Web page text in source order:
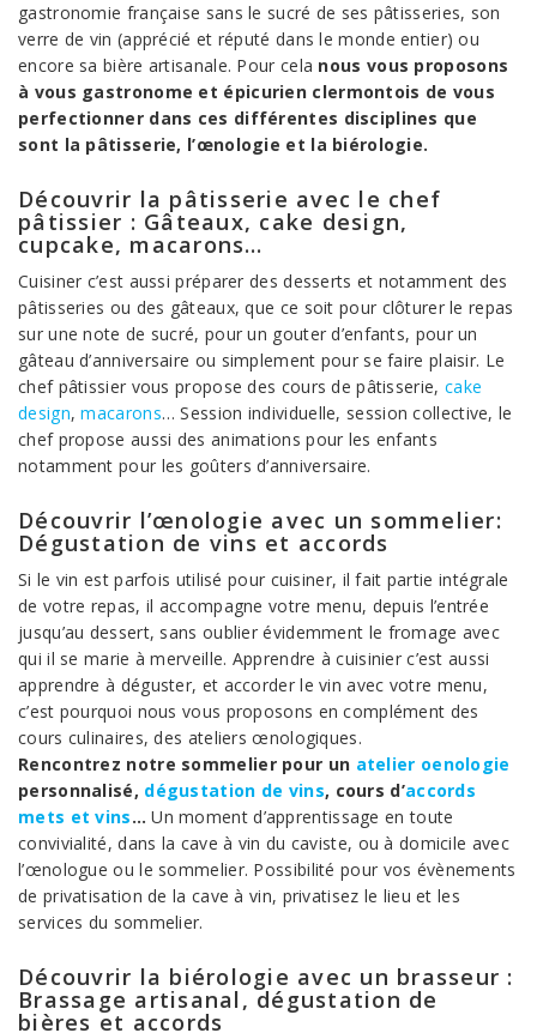
gastronomie française sans le sucré de ses pâtisseries, son
verre de vin (apprécié et réputé dans le monde entier) ou
encore sa bière artisanale. Pour cela nous vous proposons
à vous gastronome et épicurien clermontois de vous
perfectionner dans ces différentes disciplines que
sont la pâtisserie, l’œnologie et la biérologie.
Découvrir la pâtisserie avec le chef
pâtissier : Gâteaux, cake design,
cupcake, macarons…
Cuisiner c’est aussi préparer des desserts et notamment des
pâtisseries ou des gâteaux, que ce soit pour clôturer le repas
sur une note de sucré, pour un gouter d’enfants, pour un
gâteau d’anniversaire ou simplement pour se faire plaisir. Le
chef pâtissier vous propose des cours de pâtisserie, cake
design,macarons… Session individuelle, session collective, le
chef propose aussi des animations pour les enfants
notamment pour les goûters d’anniversaire.
Découvrir l’œnologie avec un sommelier:
Dégustation de vins et accords
Si le vin est parfois utilisé pour cuisiner, il fait partie intégrale
de votre repas, il accompagne votre menu, depuis l’entrée
jusqu’au dessert, sans oublier évidemment le fromage avec
qui il se marie à merveille. Apprendre à cuisinier c’est aussi
apprendre à déguster, et accorder le vin avec votre menu,
c’est pourquoi nous vous proposons en complément des
cours culinaires, des ateliers œnologiques.
Rencontrez notre sommelier pour un atelier oenologie
personnalisé, dégustation de vins, cours d’accords
mets et vins… Un moment d’apprentissage en toute
convivialité, dans la cave à vin du caviste, ou à domicile avec
l’œnologue ou le sommelier. Possibilité pour vos évènements
de privatisation de la cave à vin, privatisez le lieu et les
services du sommelier.
Découvrir la biérologie avec un brasseur :
Brassage artisanal, dégustation de
bières et accords